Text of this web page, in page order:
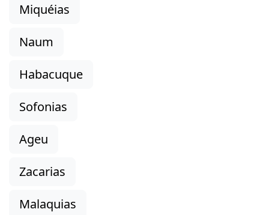
Miquéias
Naum
Habacuque
Sofonias
Ageu
Zacarias
Malaquias